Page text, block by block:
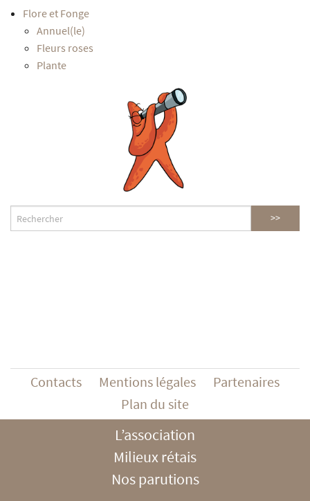
Flore et Fonge
Annuel(le)
Fleurs roses
Plante
Contacts Mentions légales
Partenaires
Plan du site
L’association
Milieux rétais
Nos parutions